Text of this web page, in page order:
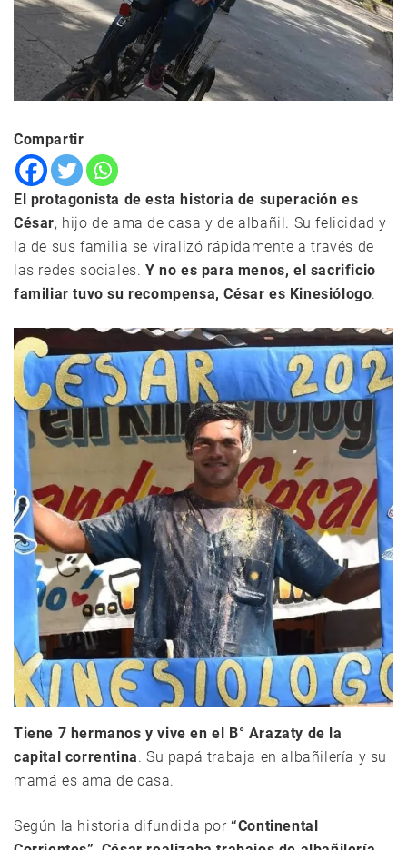
Compartir
El protagonista de esta historia de superación es
César, hijo de ama de casa y de albañil. Su felicidad y
la de sus familia se viralizó rápidamente a través de
las redes sociales. Y no es para menos, el sacrificio
familiar tuvo su recompensa, César es Kinesiólogo.
Tiene 7 hermanos y vive en el B° Arazaty de la
capital correntina. Su papá trabaja en albañilería y su
mamá es ama de casa.
Según la historia difundida por“Continental